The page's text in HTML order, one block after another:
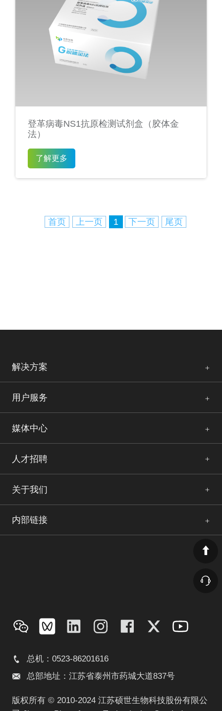
登革病毒NS1抗原检测试剂盒（胶体金
法）
了解更多
首页 上一页 1 下一页 尾页
解决方案
用户服务
媒体中心
人才招聘
关于我们
内部链接
总机：0523-86201616
总部地址：江苏省泰州市药城大道837号
版权所有 © 2010-2024 江苏硕世生物科技股份有限公